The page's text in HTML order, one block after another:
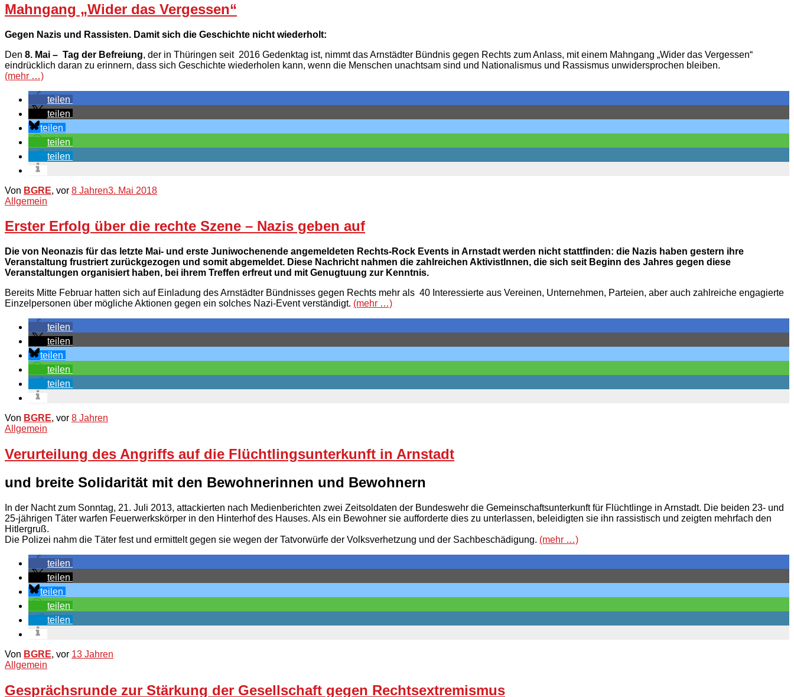
Mahngang „Wider das Vergessen“
Gegen Nazis und Rassisten. Damit sich die Geschichte nicht wiederholt:
Den 8. Mai – Tag der Befreiung, der in Thüringen seit 2016 Gedenktag ist, nimmt das Arnstädter Bündnis gegen Rechts zum Anlass, mit einem Mahngang „Wider das Vergessen“
eindrücklich daran zu erinnern, dass sich Geschichte wiederholen kann, wenn die Menschen unachtsam sind und Nationalismus und Rassismus unwidersprochen bleiben.
(mehr …)
teilen
teilen
teilen
teilen
teilen
Von BGRE, vor 8 Jahren3. Mai 2018
Allgemein
Erster Erfolg über die rechte Szene – Nazis geben auf
Die von Neonazis für das letzte Mai- und erste Juniwochenende angemeldeten Rechts-Rock Events in Arnstadt werden nicht stattfinden: die Nazis haben gestern ihre
Veranstaltung frustriert zurückgezogen und somit abgemeldet. Diese Nachricht nahmen die zahlreichen AktivistInnen, die sich seit Beginn des Jahres gegen diese
Veranstaltungen organisiert haben, bei ihrem Treffen erfreut und mit Genugtuung zur Kenntnis.
Bereits Mitte Februar hatten sich auf Einladung des Arnstädter Bündnisses gegen Rechts mehr als 40 Interessierte aus Vereinen, Unternehmen, Parteien, aber auch zahlreiche engagierte
Einzelpersonen über mögliche Aktionen gegen ein solches Nazi-Event verständigt. (mehr …)
teilen
teilen
teilen
teilen
teilen
Von BGRE, vor 8 Jahren
Allgemein
Verurteilung des Angriffs auf die Flüchtlingsunterkunft in Arnstadt
und breite Solidarität mit den Bewohnerinnen und Bewohnern
In der Nacht zum Sonntag, 21. Juli 2013, attackierten nach Medienberichten zwei Zeitsoldaten der Bundeswehr die Gemeinschaftsunterkunft für Flüchtlinge in Arnstadt. Die beiden 23- und
25-jährigen Täter warfen Feuerwerkskörper in den Hinterhof des Hauses. Als ein Bewohner sie aufforderte dies zu unterlassen, beleidigten sie ihn rassistisch und zeigten mehrfach den
Hitlergruß.
Die Polizei nahm die Täter fest und ermittelt gegen sie wegen der Tatvorwürfe der Volksverhetzung und der Sachbeschädigung. (mehr …)
teilen
teilen
teilen
teilen
teilen
Von BGRE, vor 13 Jahren
Allgemein
Gesprächsrunde zur Stärkung der Gesellschaft gegen Rechtsextremismus